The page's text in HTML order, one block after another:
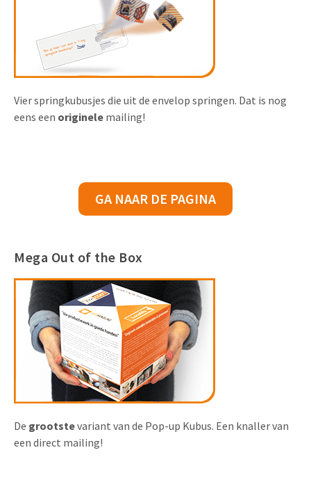
Vier springkubusjes die uit de envelop springen. Dat is nog
eens een originele mailing!
GA NAAR DE PAGINA
Mega Out of the Box
De grootstevariant van de Pop-up Kubus. Een knaller van
een direct mailing!